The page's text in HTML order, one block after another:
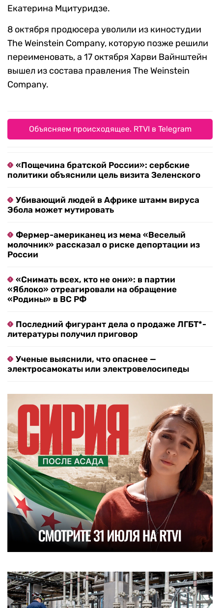
Екатерина Мцитуридзе.
8 октября продюсера уволили из киностудии
The Weinstein Company, которую позже решили
переименовать, а 17 октября Харви Вайнштейн
вышел из состава правления The Weinstein
Company.
Объясняем происходящее. RTVI в Telegram
«Пощечина братской России»: сербские
политики объяснили цель визита Зеленского
Убивающий людей в Африке штамм вируса
Эбола может мутировать
Фермер-американец из мема «Веселый
молочник» рассказал о риске депортации из
России
«Снимать всех, кто не они»: в партии
«Яблоко» отреагировали на обращение
«Родины» в ВС РФ
Последний фигурант дела о продаже ЛГБТ*-
литературы получил приговор
Ученые выяснили, что опаснее —
электросамокаты или электровелосипеды